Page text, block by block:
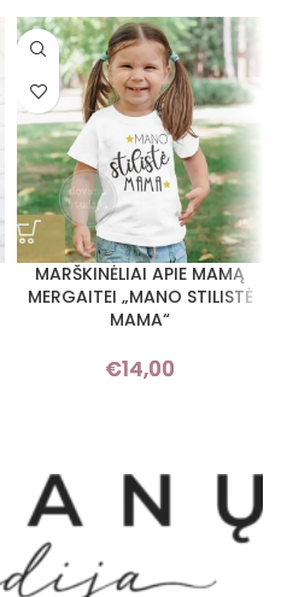
MARŠKINĖLIAI APIE MAMĄ
MERGAITEI „MANO STILISTĖ
MAMA“
€14,00